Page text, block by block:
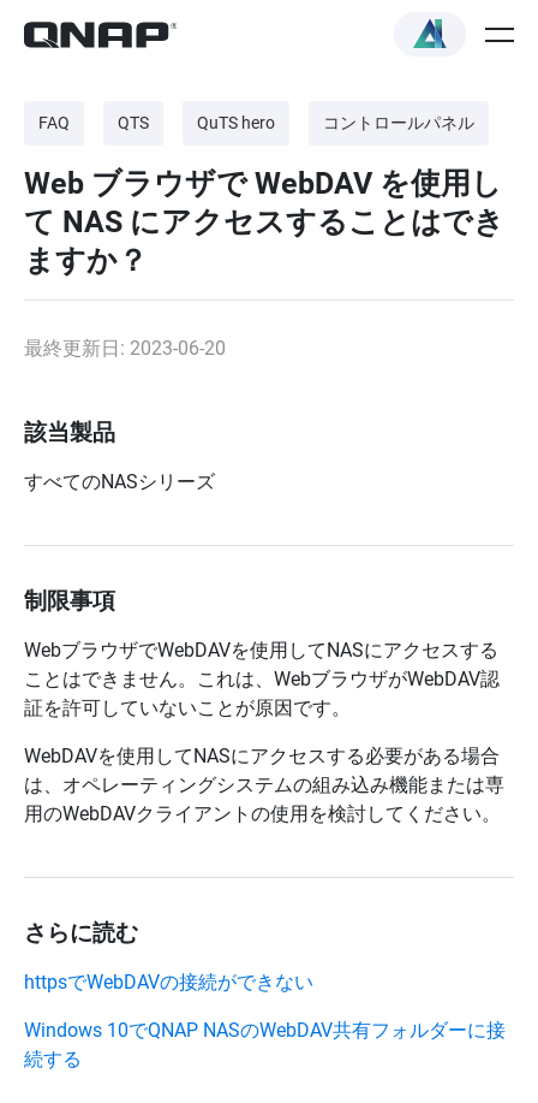
FAQ QTS QuTS hero コントロールパネル
Web ブラウザで WebDAV を使用し
て NAS にアクセスすることはでき
ますか？
最終更新日: 2023-06-20
該当製品
すべてのNASシリーズ
制限事項
WebブラウザでWebDAVを使用してNASにアクセスする
ことはできません。これは、WebブラウザがWebDAV認
証を許可していないことが原因です。
WebDAVを使用してNASにアクセスする必要がある場合
は、オペレーティングシステムの組み込み機能または専
用のWebDAVクライアントの使用を検討してください。
さらに読む
httpsでWebDAVの接続ができない
Windows 10でQNAP NASのWebDAV共有フォルダーに接
続する